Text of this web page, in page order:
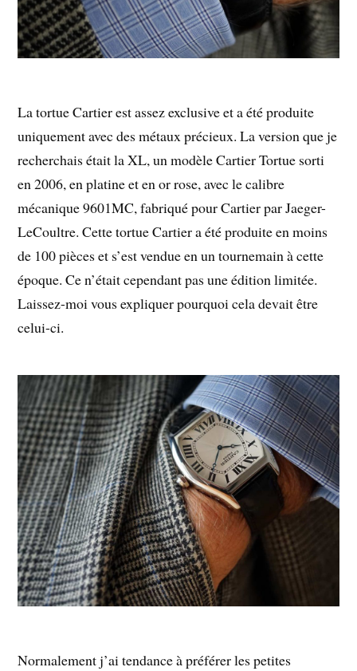
La tortue Cartier est assez exclusive et a été produite
uniquement avec des métaux précieux. La version que je
recherchais était la XL, un modèle Cartier Tortue sorti
en 2006, en platine et en or rose, avec le calibre
mécanique 9601MC, fabriqué pour Cartier par Jaeger-
LeCoultre. Cette tortue Cartier a été produite en moins
de 100 pièces et s’est vendue en un tournemain à cette
époque. Ce n’était cependant pas une édition limitée.
Laissez-moi vous expliquer pourquoi cela devait être
celui-ci.
Normalement j’ai tendance à préférer les petites